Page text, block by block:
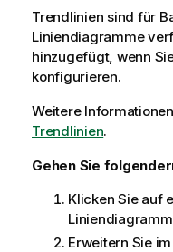
Trendlinien sind für
Liniendiagramme
hinzugefügt, wenn
konfigurieren.
Weitere
Trendlinien.
Gehen Sie
Klicken Sie auf
Erweitern Sie